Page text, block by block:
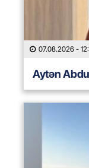
07.08.2026 -
Aytən